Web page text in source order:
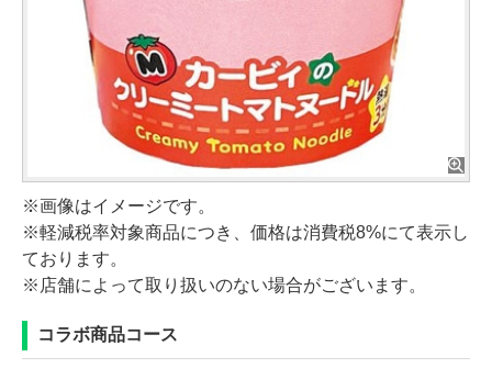
※画像はイメージです。
※軽減税率対象商品につき、価格は消費税8%にて表示し
ております。
※店舗によって取り扱いのない場合がございます。
コラボ商品コース